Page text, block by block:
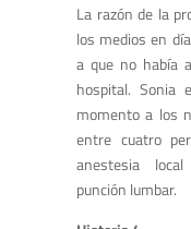
La razón de la
los medios en
a que no había
hospital. Sonia
momento a los
entre cuatro
anestesia
punción lumbar.